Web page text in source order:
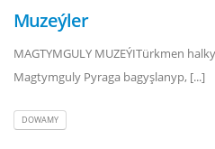
Muzeýler
MAGTYMGULY MUZEÝITürkmen
Magtymguly Pyraga bagyşlanyp, [...]
DOWAMY